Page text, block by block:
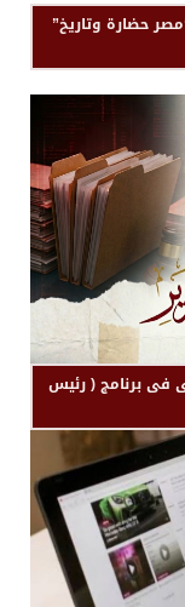
حضارة وتاريخ”
فى برنامج ( رئيس